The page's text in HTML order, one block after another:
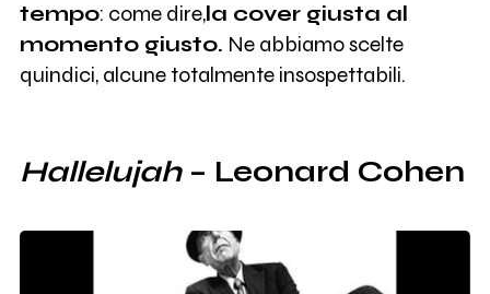
tempo: come dire,la cover giusta al
momento giusto. Ne abbiamo scelte
quindici, alcune totalmente insospettabili.
Hallelujah– Leonard Cohen